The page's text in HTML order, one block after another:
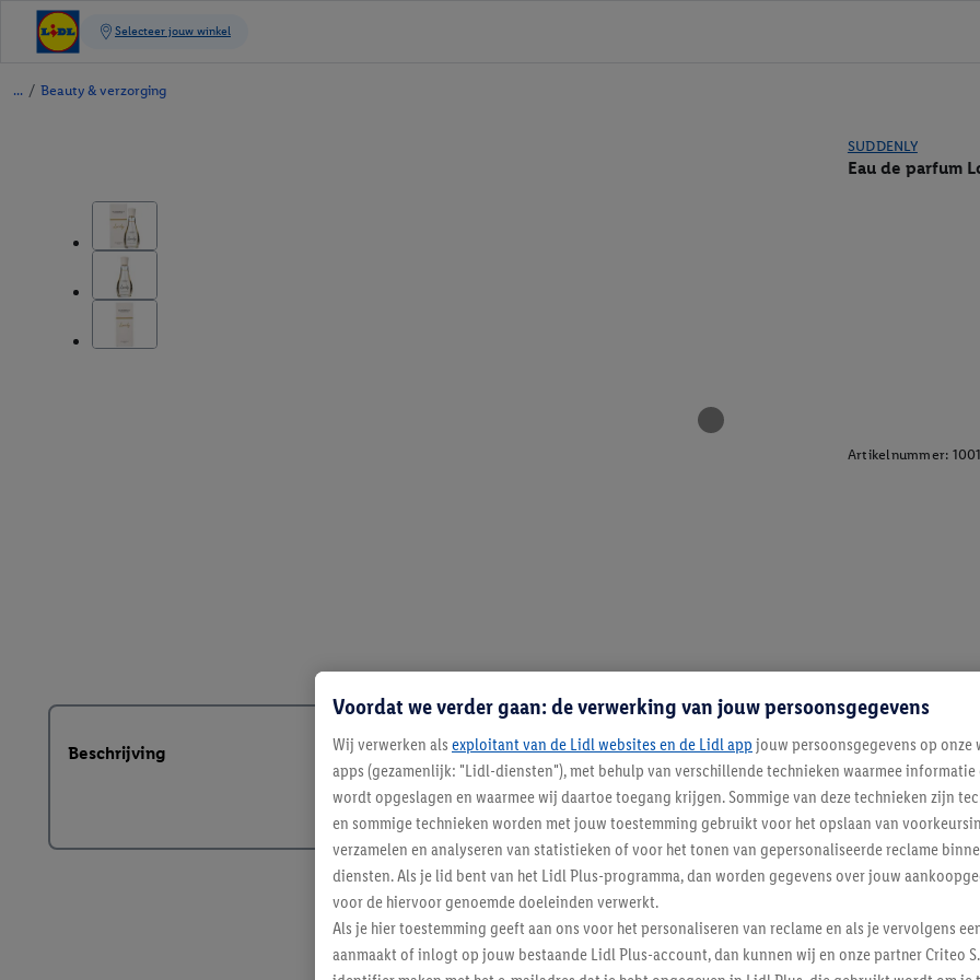
/ Beauty & verzorging
SUDDENLY
Eau de parfum
Artikelnummer:
Beschrijving
Voordat we verder gaan: de verwerking van jouw persoonsgegevens
Wij verwerken als exploitant van de Lidl websites en de Lidl app jouw persoonsgegevens op onze
apps (gezamenlijk: "Lidl-diensten"), met behulp van verschillende technieken waarmee
wordt opgeslagen en waarmee wij daartoe toegang krijgen. Sommige van deze technieken zijn
en sommige technieken worden met jouw toestemming gebruikt voor het opslaan van
verzamelen en analyseren van statistieken of voor het tonen van gepersonaliseerde reclame
diensten. Als je lid bent van het Lidl Plus-programma, dan worden gegevens over jouw
voor de hiervoor genoemde doeleinden verwerkt.
Als je hier toestemming geeft aan ons voor het personaliseren van reclame en als je vervolgens
aanmaakt of inlogt op jouw bestaande Lidl Plus-account, dan kunnen wij en onze partner Criteo